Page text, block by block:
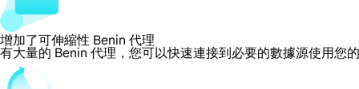
增加了可伸縮性 Benin 代理
有大量的 Benin 代理，您可以快速連接到必要的數據源使用您